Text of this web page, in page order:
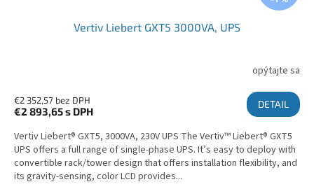
Vertiv Liebert GXT5 3000VA, UPS
opýtajte sa
€2 352,57 bez DPH
€2 893,65s DPH
DETAIL
Vertiv Liebert® GXT5, 3000VA, 230V UPS The Vertiv™ Liebert® GXT5
UPS offers a full range of single-phase UPS. It’s easy to deploy with
convertible rack/tower design that offers installation flexibility, and
its gravity-sensing, color LCD provides...